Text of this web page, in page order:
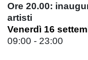
Ore 20.00:
artisti
Venerdì 16
09:00 - 23:00